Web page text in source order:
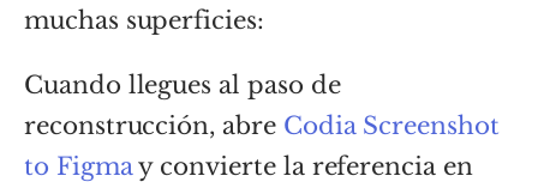
muchas superficies:
Cuando llegues al paso de
reconstrucción, abre Codia Screenshot
to Figma y convierte la referencia en